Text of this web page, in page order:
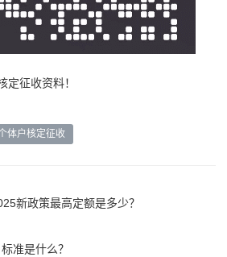
定征收资料！
体户核定征收
新政策最高定额是多少？
准是什么？